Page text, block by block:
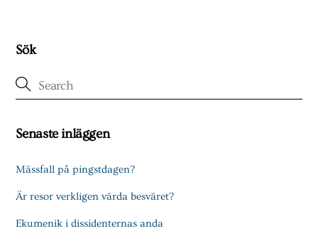
Sök
Senaste inläggen
Mässfall på pingstdagen?
Är resor verkligen värda besväret?
Ekumenik i dissidenternas anda